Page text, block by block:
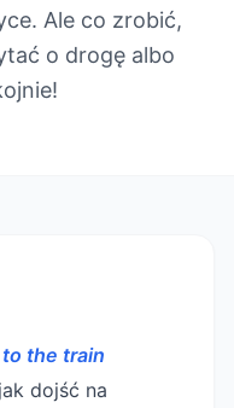
Ale co zrobić,
o drogę albo
the train
dojść na